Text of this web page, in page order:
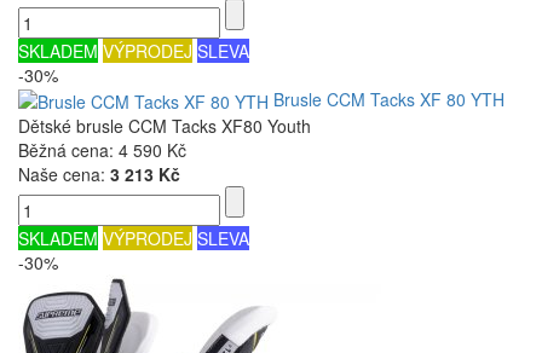
SKLADEM VÝPRODEJ SLEVA
-30%
Brusle CCM Tacks XF 80 YTH
Dětské brusle CCM Tacks XF80 Youth
Běžná cena: 4 590 Kč
Naše cena: 3 213 Kč
SKLADEM VÝPRODEJ SLEVA
-30%